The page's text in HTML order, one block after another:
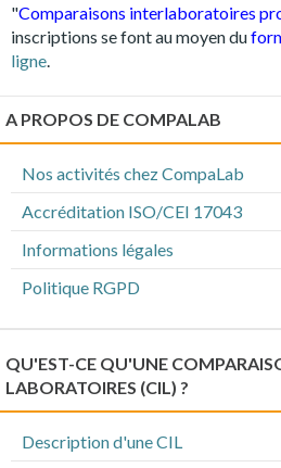
"Comparaisons interlaboratoires
inscriptions se font au moyen du
ligne.
A PROPOS DE COMPALAB
Nos activités chez CompaLab
Accréditation ISO/CEI 17043
Informations légales
Politique RGPD
QU'EST-CE QU'UNE
LABORATOIRES (CIL) ?
Description d'une CIL